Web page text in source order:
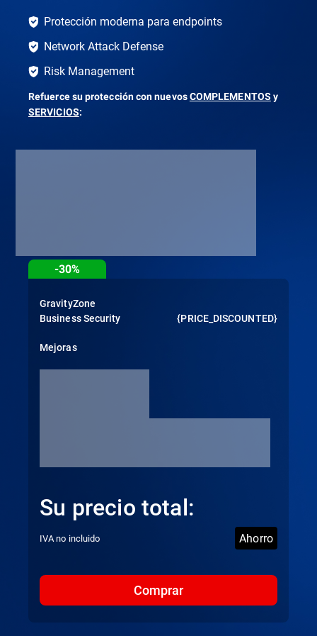
Protección moderna para endpoints
Network Attack Defense
Risk Management
Refuerce su protección con nuevosCOMPLEMENTOS y
SERVICIOS:
-30%
GravityZone
Business Security
{PRICE_DISCOUNTED}
Mejoras
Su precio total:
IVA no incluido Ahorro
Comprar